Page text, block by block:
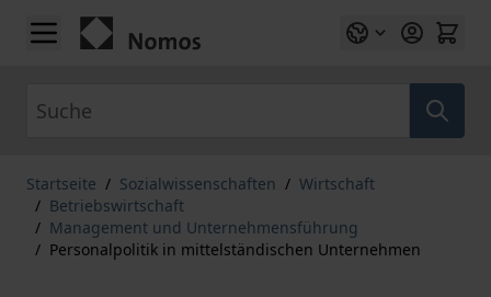
Zum Inhalt springen
Startseite / Sozialwissenschaften / Wirtschaft
/ Betriebswirtschaft
/ Management und Unternehmensführung
/ Personalpolitik in mittelständischen Unternehmen